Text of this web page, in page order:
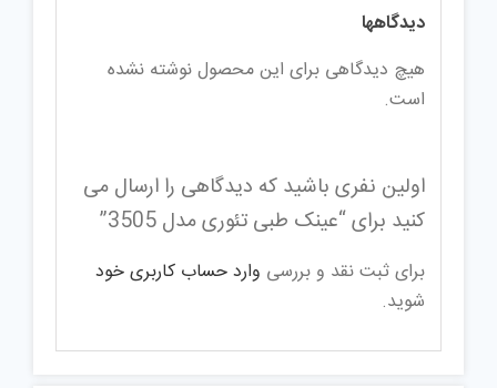
دیدگاهها
هیچ دیدگاهی برای این محصول نوشته نشده
است.
اولین نفری باشید که دیدگاهی را ارسال می
کنید برای “عینک طبی تئوری مدل 3505”
برای ثبت نقد و بررسی وارد حساب کاربری خود
شوید.